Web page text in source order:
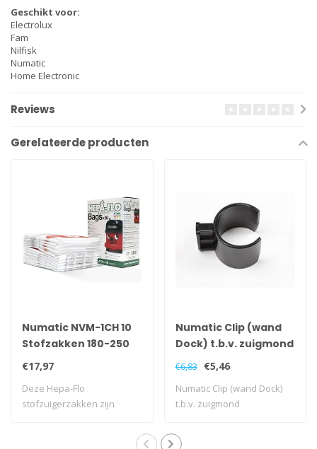
Geschikt voor:
Electrolux
Fam
Nilfisk
Numatic
Home Electronic
Reviews
Gerelateerde producten
Numatic NVM-1CH 10
Stofzakken 180-250
modellen
€17,97
Deze Hepa-Flo
stofzuigerzakken zijn
Numatic Clip (wand
Dock) t.b.v. zuigmond
parkeerstand
€6,83 €5,46
Numatic Clip (wand Dock)
t.b.v. zuigmond